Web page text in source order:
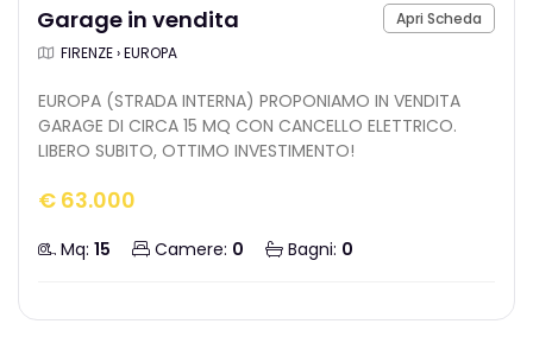
Apri Scheda
Garage in vendita
FIRENZE › EUROPA
EUROPA (STRADA INTERNA) PROPONIAMO IN VENDITA
GARAGE DI CIRCA 15 MQ CON CANCELLO ELETTRICO.
LIBERO SUBITO, OTTIMO INVESTIMENTO!
€ 63.000
Mq: 15 Camere: 0 Bagni: 0